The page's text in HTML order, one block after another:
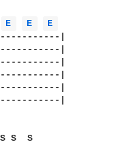
E E
E
|
|
|
|
|
|
S  S